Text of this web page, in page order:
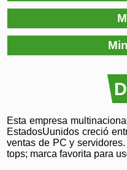
Esta empresa
EstadosUunidos creció
ventas de PC y
tops; marca favorita para